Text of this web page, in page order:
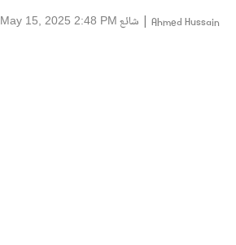
Ahmed Hussain
| شائع May 15, 2025 2:48 PM